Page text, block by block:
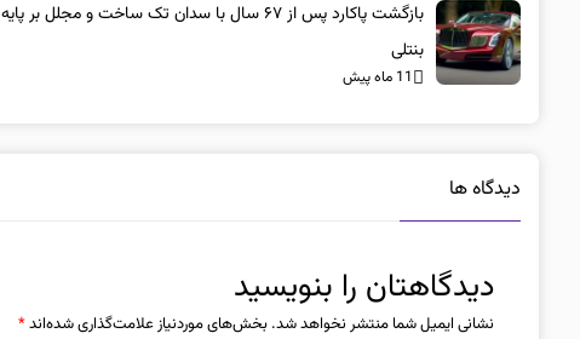
بازگشت پاکارد پس از ۶۷ سال با سدان تک ساخت و مجلل بر پایه
بنتلی
11 ماه پیش
دیدگاه ها
دیدگاهتان را بنویسید
نشانی ایمیل شما منتشر نخواهد شد. بخش‌های موردنیاز علامت‌گذاری شده‌اند*